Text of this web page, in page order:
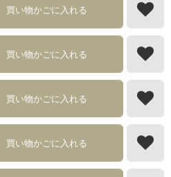
買い物かごに入れる
買い物かごに入れる
買い物かごに入れる
買い物かごに入れる